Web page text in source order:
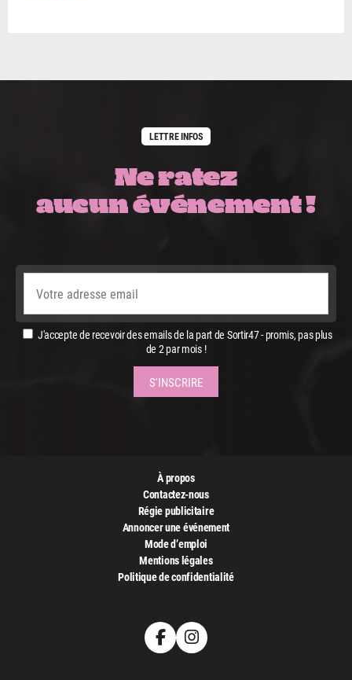
LETTRE INFOS
Ne ratez
aucun événement !
J'accepte de recevoir des emails de la part de Sortir47 - promis, pas plus
de 2 par mois !
À propos
Contactez-nous
Régie publicitaire
Annoncer une événement
Mode d’emploi
Mentions légales
Politique de confidentialité